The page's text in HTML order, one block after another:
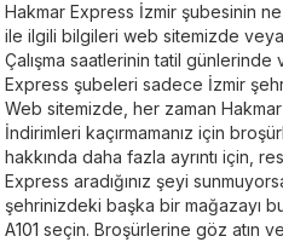
Hakmar Express İzmir şubesinin
ile ilgili bilgileri web sitemizde veya
Çalışma saatlerinin tatil
Express şubeleri sadece İzmir
Web sitemizde, her zaman
İndirimleri kaçırmamanız için
hakkında daha fazla ayrıntı için,
Express aradığınız şeyi
şehrinizdeki başka bir mağazayı
A101 seçin. Broşürlerine göz atın